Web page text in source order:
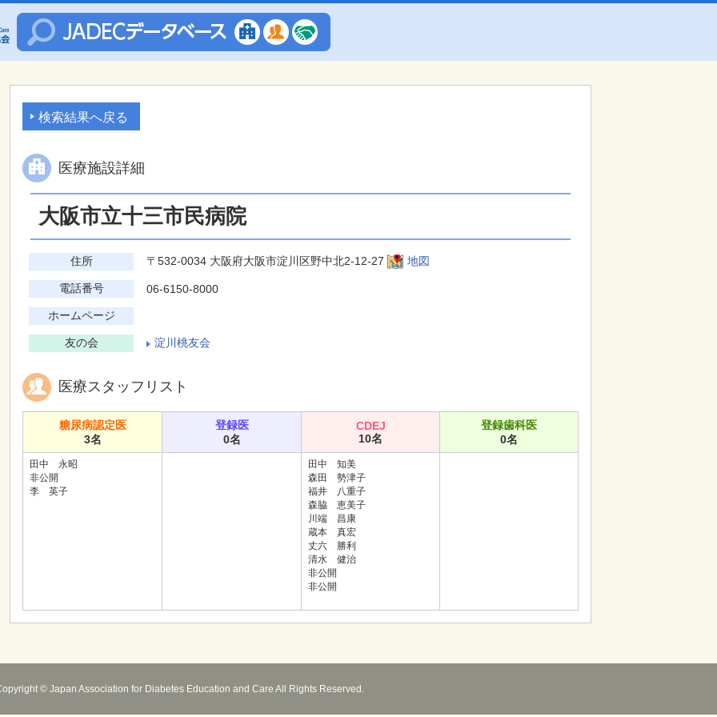
検索結果へ戻る
医療施設詳細
大阪市立十三市民病院
住所 〒532-0034 大阪府大阪市淀川区野中北2-12-27 地図
電話番号 06-6150-8000
ホームページ
友の会 淀川桃友会
医療スタッフリスト
糖尿病認定医
3名
登録医
0名
CDEJ
10名
登録歯科医
0名
田中 永昭
非公開
李 英子
田中 知美
森田 勢津子
福井 八重子
森脇 恵美子
川端 昌康
蔵本 真宏
丈六 勝利
清水 健治
非公開
非公開
© Japan Association for Diabetes Education and Care All Rights Reserved.